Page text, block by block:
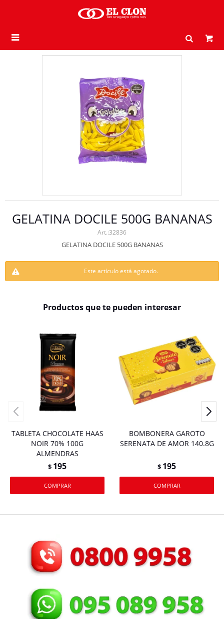

GELATINA DOCILE 500G BANANAS
32836
GELATINA DOCILE 500G BANANAS
Este artículo está agotado.
Productos que te pueden interesar
TABLETA CHOCOLATE HAAS
NOIR 70% 100G
ALMENDRAS
$ 195
BOMBONERA GAROTO
SERENATA DE AMOR 140.8G
$ 195